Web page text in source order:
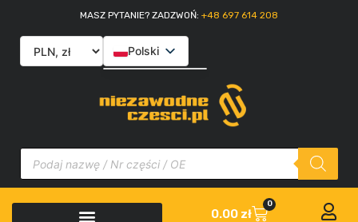
MASZ PYTANIE? ZADZWOŃ: +48 697 614 208
Polski
Slovenčina
0.00 zł
0